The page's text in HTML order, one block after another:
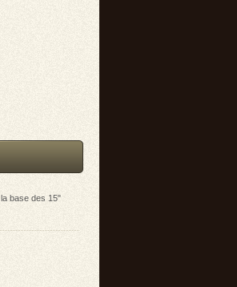
base des 15"